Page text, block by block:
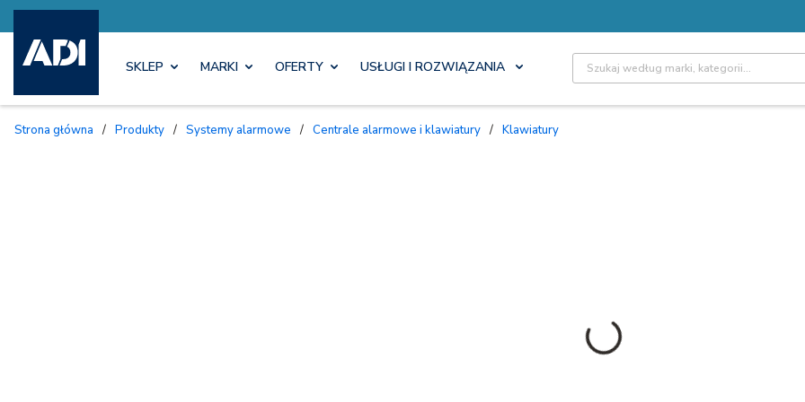
SKLEP MARKI OFERTY USŁUGI I ROZWIĄZANIA Site Search
Strona główna / Produkty / Systemy alarmowe / Centrale alarmowe i klawiatury / Klawiatury